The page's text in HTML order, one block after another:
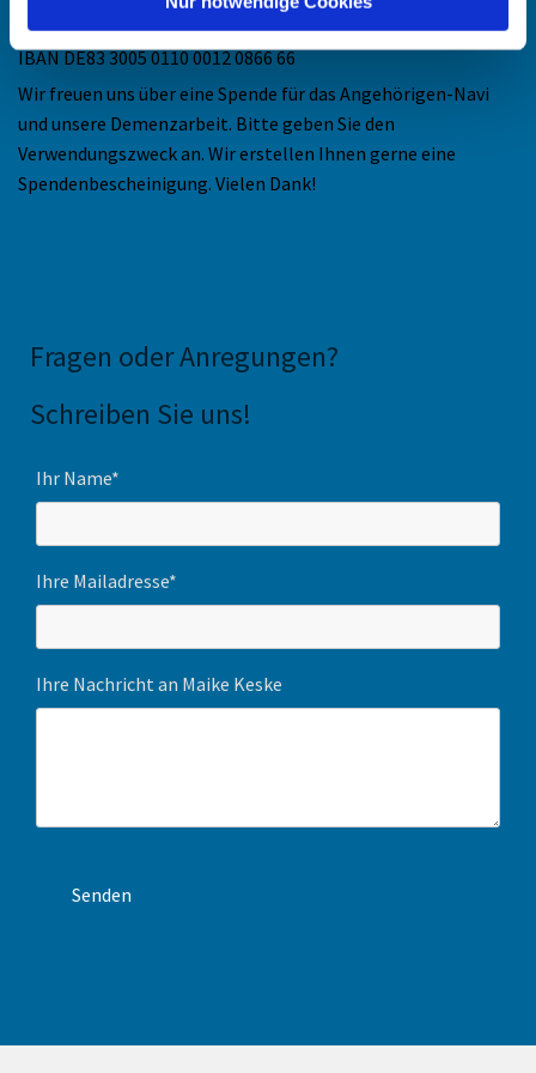
IBAN DE83 3005 0110 0012 0866 66
Wir freuen uns über eine Spende für das Angehörigen-Navi
und unsere Demenzarbeit. Bitte geben Sie den
Verwendungszweck an. Wir erstellen Ihnen gerne eine
Spendenbescheinigung. Vielen Dank!
Fragen oder Anregungen?
Schreiben Sie uns!
Ihr Name*
Ihre Mailadresse*
Ihre Nachricht an Maike Keske